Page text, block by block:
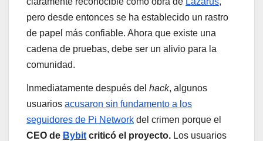
pero desde entonces se ha establecido un rastro
de papel más confiable. Ahora que existe una
cadena de pruebas, debe ser un alivio para la
comunidad.
Inmediatamente después del hack, algunos
usuarios acusaron sin fundamento a los
seguidores de Pi Network del crimen porque el
CEO de Bybit criticó el proyecto. Los usuarios